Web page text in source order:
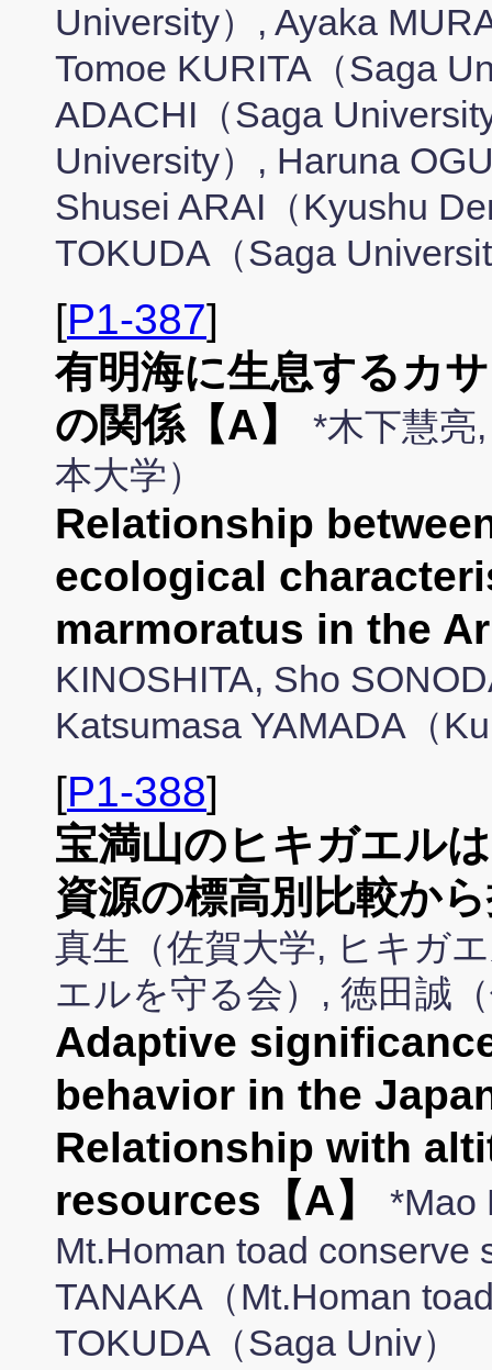
University）, Ayaka
Tomoe KURITA（Saga
ADACHI（Saga
University）, Haruna
Shusei ARAI（Kyushu
TOKUDA（Saga
[P1-387]
有明海に生息するカ
の関係【A】
*木下慧亮
本大学）
Relationship
ecological
marmoratus in the
KINOSHITA, Sho
Katsumasa YAMADA（
[P1-388]
宝満山のヒキガエル
資源の標高別比較か
真生（佐賀大学, ヒキガ
エルを守る会）, 徳田誠
Adaptive
behavior in the
Relationship with
resources【A】
*Mao
Mt.Homan toad conserve
TANAKA（Mt.Homan
TOKUDA（Saga Univ）